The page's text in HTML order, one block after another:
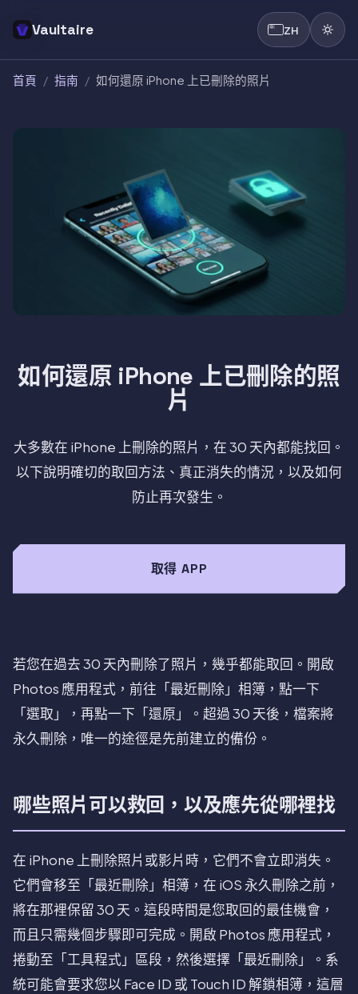
Vaultaire ZH
首頁 / 指南 / 如何還原 iPhone 上已刪除的照片
如何還原 iPhone 上已刪除的照
片
大多數在 iPhone 上刪除的照片，在 30 天內都能找回。
以下說明確切的取回方法、真正消失的情況，以及如何
防止再次發生。
取得 APP
若您在過去 30 天內刪除了照片，幾乎都能取回。開啟
Photos 應用程式，前往「最近刪除」相簿，點一下
「選取」，再點一下「還原」。超過 30 天後，檔案將
永久刪除，唯一的途徑是先前建立的備份。
哪些照片可以救回，以及應先從哪裡找
在 iPhone 上刪除照片或影片時，它們不會立即消失。
它們會移至「最近刪除」相簿，在 iOS 永久刪除之前，
將在那裡保留 30 天。這段時間是您取回的最佳機會，
而且只需幾個步驟即可完成。開啟 Photos 應用程式，
捲動至「工具程式」區段，然後選擇「最近刪除」。系
統可能會要求您以 Face ID 或 Touch ID 解鎖相簿，這層